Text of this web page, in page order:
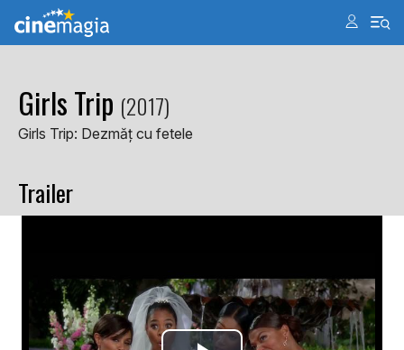
Girls Trip (2017)
Girls Trip: Dezmăţ cu fetele
Trailer